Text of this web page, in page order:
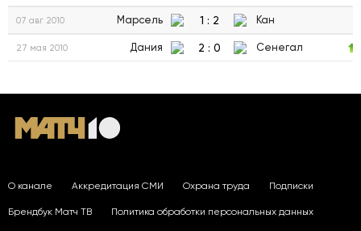
07 авг 2010 Марсель 1 : 2 Кан
27 мая 2010 Дания 2 : 0 Сенегал
О канале Аккредитация СМИ Охрана труда Подписки
Брендбук Матч ТВ Политика обработки персональных данных